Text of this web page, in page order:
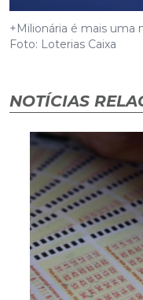
+Milionária é mais uma
Foto: Loterias Caixa
NOTÍCIAS